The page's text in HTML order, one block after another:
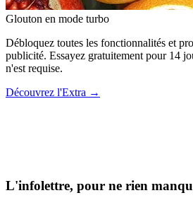
Glouton en mode turbo
Débloquez toutes les fonctionnalités et
publicité. Essayez gratuitement pour 14
n'est requise.
Découvrez l'Extra →
L'infolettre, pour ne rien